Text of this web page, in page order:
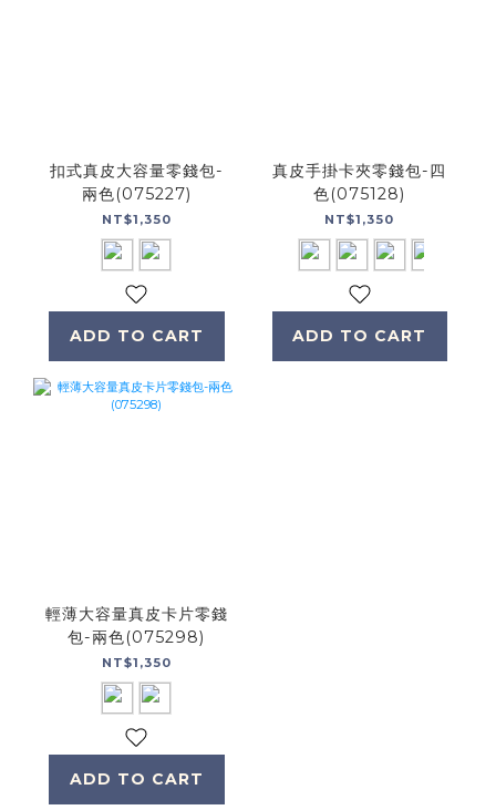
扣式真皮大容量零錢包-
兩色(075227)
NT$1,350
ADD TO CART
真皮手掛卡夾零錢包-四
色(075128)
NT$1,350
ADD TO CART
輕薄大容量真皮卡片零錢
包-兩色(075298)
NT$1,350
ADD TO CART